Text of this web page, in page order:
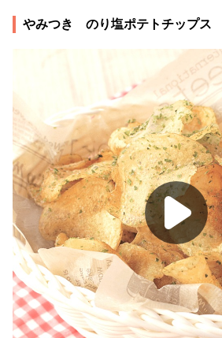
やみつき のり塩ポテトチップス